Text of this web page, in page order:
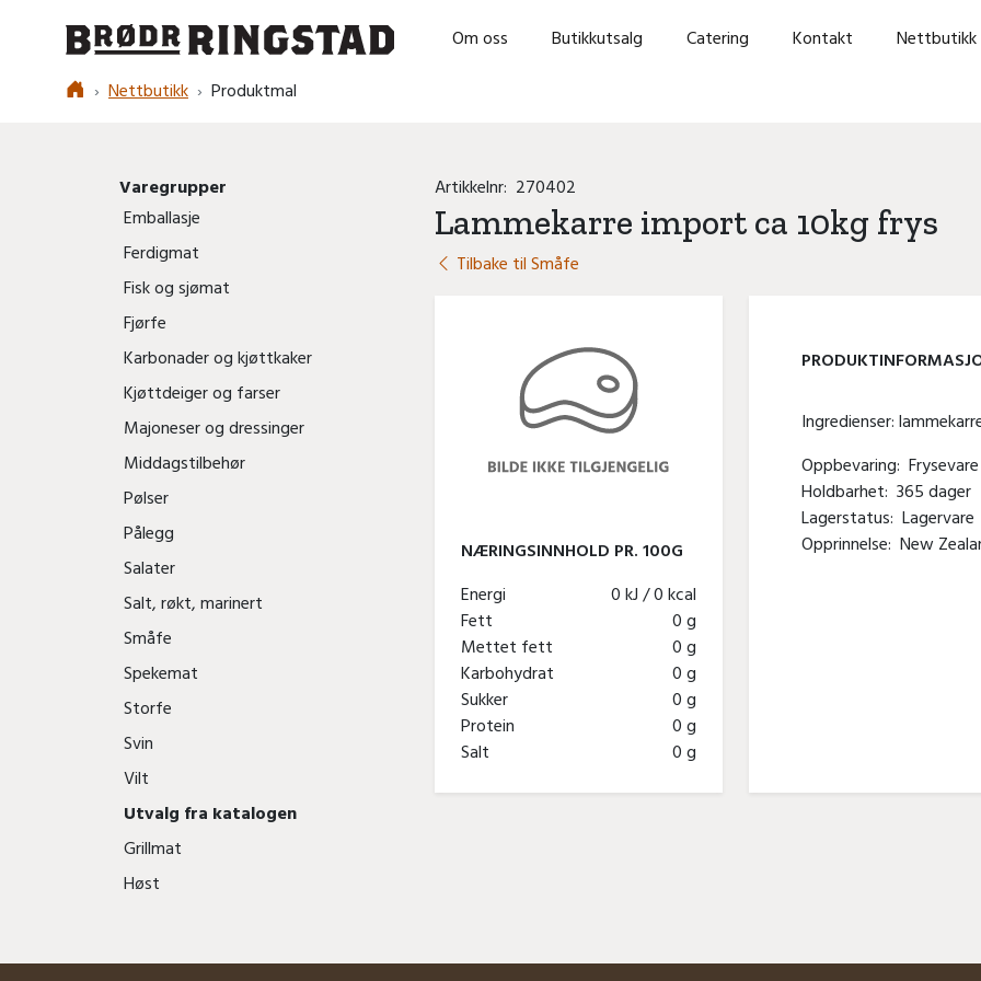
Logo
Om oss Butikkutsalg Catering Kontakt
Nettbutikk
Nettbutikk
Produktmal
Varegrupper
Emballasje
Ferdigmat
Fisk og sjømat
Fjørfe
Karbonader og kjøttkaker
Kjøttdeiger og farser
Majoneser og dressinger
Middagstilbehør
Pølser
Pålegg
Salater
Salt, røkt, marinert
Småfe
Spekemat
Storfe
Svin
Vilt
Utvalg fra katalogen
Grillmat
Høst
Artikkelnr: 270402
Lammekarre import ca 10kg frys
Tilbake til Småfe
NÆRINGSINNHOLD PR. 100G
Energi
0 kJ / 0 kcal
Fett
0 g
Mettet fett
0 g
Karbohydrat
0 g
Sukker
0 g
Protein
0 g
Salt
0 g
Ingredienser:
Oppbevaring: Frysevare
Holdbarhet: 365 dager
Lagerstatus: Lagervare
Opprinnelse: New